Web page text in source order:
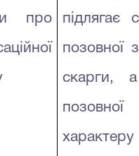
про підлягає
позовної
скарги,